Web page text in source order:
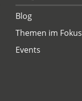
Blog
Themen im Fokus
Events